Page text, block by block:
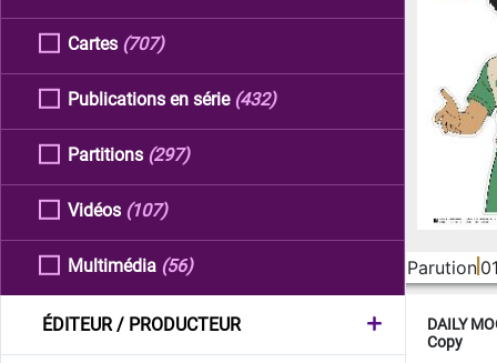
Cartes (707)
Publications en série (432)
Partitions (297)
Vidéos (107)
Multimédia (56)
ÉDITEUR / PRODUCTEUR
Parution
DAILY
Copy